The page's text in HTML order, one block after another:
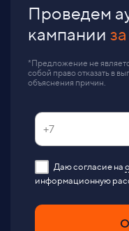
Проведем
кампании
*Предложение не
собой право отказать в
объяснения причин.
Даю согласие на
информационную